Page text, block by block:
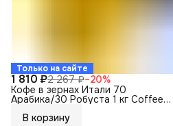
Только на сайте
1 810 ₽2 267 ₽−20%
Кофе в зернах Итали 70
Арабика/30 Робуста 1 кг Coffee
В корзину